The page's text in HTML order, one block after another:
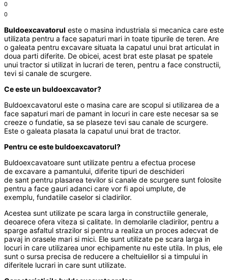
0
0
Buldoexcavatorul este o masina industriala si mecanica care este
utilizata pentru a face sapaturi mari in toate tipurile de teren. Are
o galeata pentru excavare situata la capatul unui brat articulat in
doua parti diferite. De obicei, acest brat este plasat pe spatele
unui tractor si utilizat in lucrari de teren, pentru a face constructii,
tevi si canale de scurgere.
Ce este un buldoexcavator?
Buldoexcavatorul este o masina care are scopul si utilizarea de a
face sapaturi mari de pamant in locuri in care este necesar sa se
creeze o fundatie, sa se plaseze tevi sau canale de scurgere.
Este o galeata plasata la capatul unui brat de tractor.
Pentru ce este buldoexcavatorul?
Buldoexcavatoare sunt utilizate pentru a efectua procese
de excavare a pamantului, diferite tipuri de deschideri
de sant pentru plasarea tevilor si canale de scurgere sunt folosite
pentru a face gauri adanci care vor fi apoi umplute, de
exemplu, fundatiile caselor si cladirilor.
Acestea sunt utilizate pe scara larga in constructiile generale,
deoarece ofera viteza si calitate. In demolarile cladirilor, pentru a
sparge asfaltul strazilor si pentru a realiza un proces adecvat de
pavaj in orasele mari si mici. Ele sunt utilizate pe scara larga in
locuri in care utilizarea unor echipamente nu este utila. In plus, ele
sunt o sursa precisa de reducere a cheltuielilor si a timpului in
diferitele lucrari in care sunt utilizate.